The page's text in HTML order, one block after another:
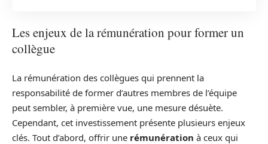
Les enjeux de la rémunération pour former un
collègue
La rémunération des collègues qui prennent la
responsabilité de former d’autres membres de l’équipe
peut sembler, à première vue, une mesure désuète.
Cependant, cet investissement présente plusieurs enjeux
clés. Tout d’abord, offrir une rémunération à ceux qui